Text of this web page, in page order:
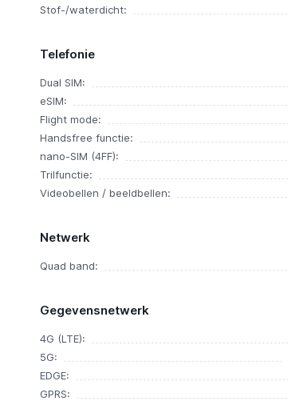
Stof-/waterdicht:
Telefonie
Dual SIM:
eSIM:
Flight mode:
Handsfree functie:
nano-SIM (4FF):
Trilfunctie:
Videobellen / beeldbellen:
Netwerk
Quad band:
Gegevensnetwerk
4G (LTE):
5G:
EDGE:
GPRS: